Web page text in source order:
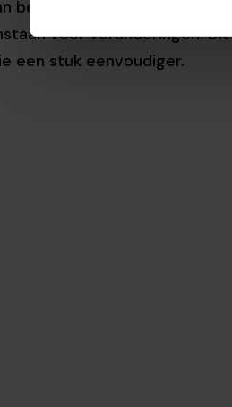
betrokkenheid en een
voor veranderingen.
een stuk eenvoudiger.